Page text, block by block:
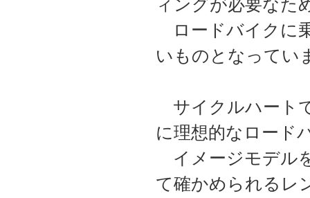
ィングが必要なた
ロードバイクに
いものとなってい
サイクルハート
に理想的なロード
イメージモデル
て確かめられるレ